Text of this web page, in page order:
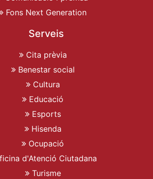
Fons Next Generation
Serveis
Cita prèvia
Benestar social
Cultura
Educació
Esports
Hisenda
Ocupació
d'Atenció Ciutadana
Turisme